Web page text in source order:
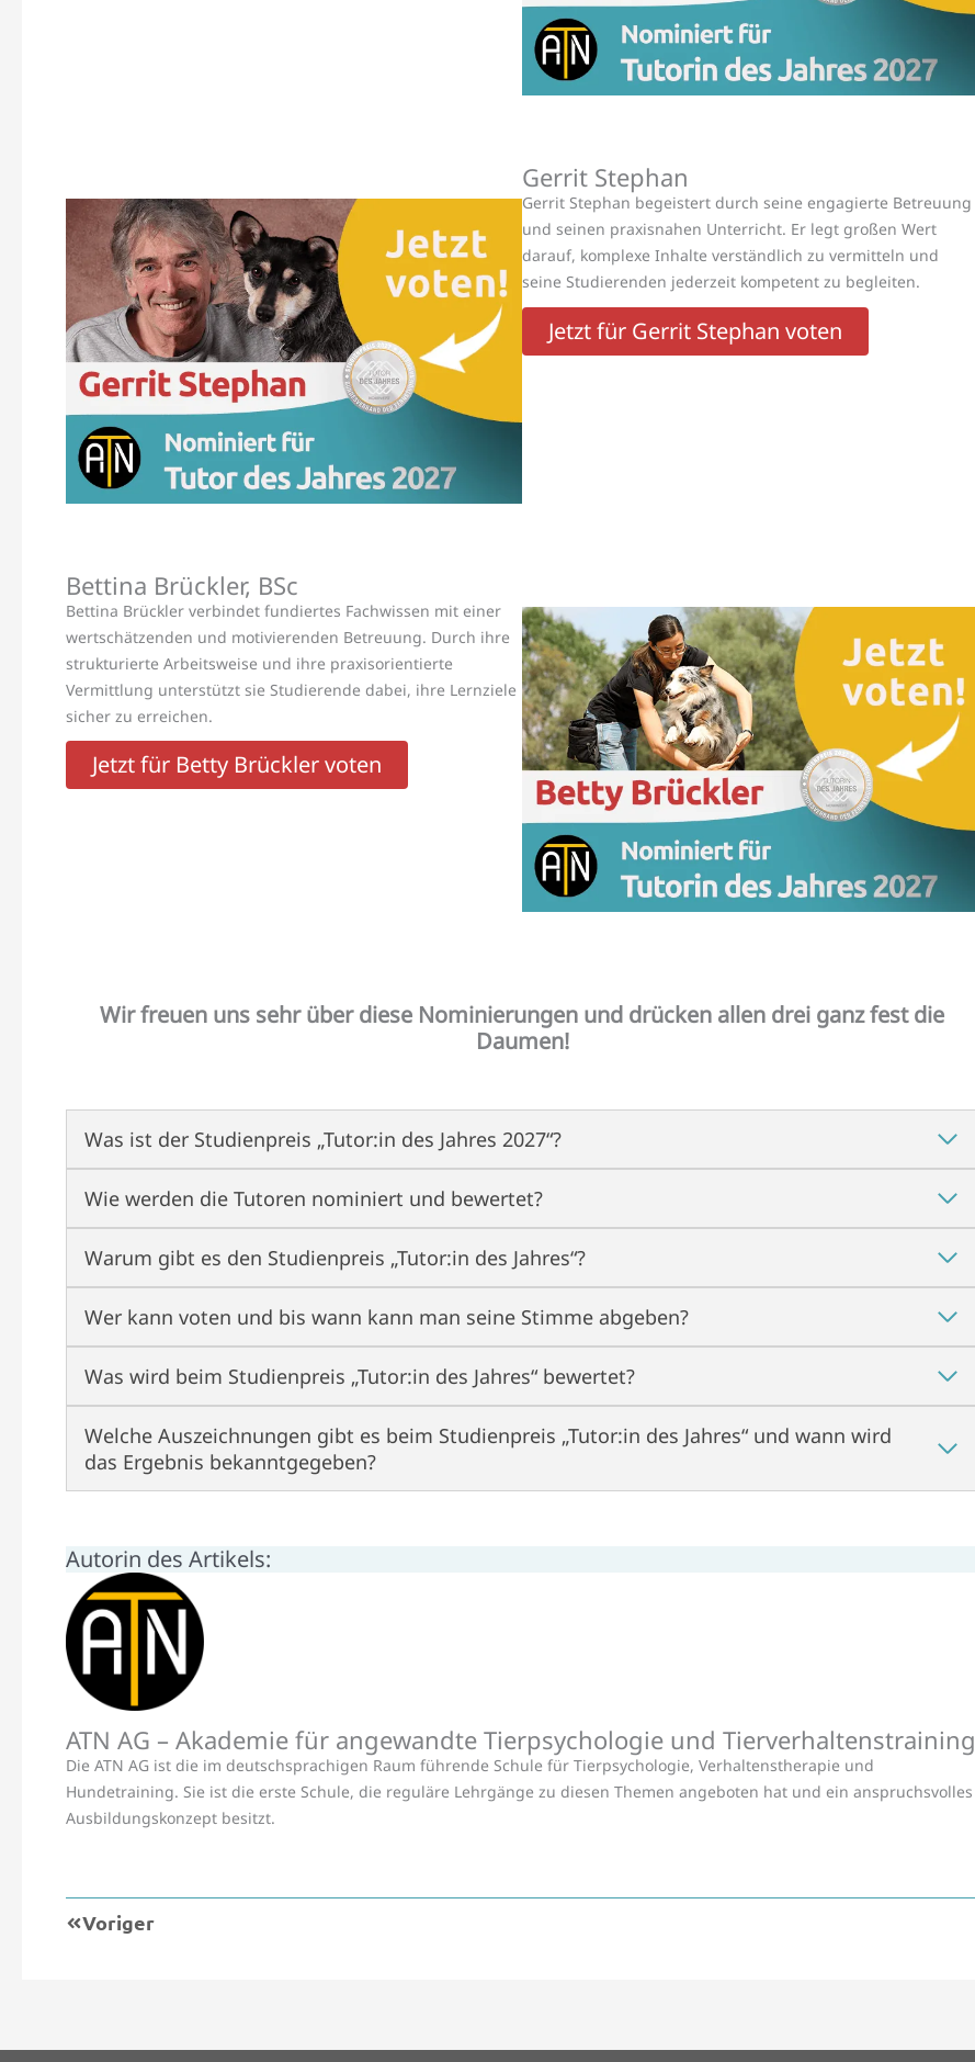
Gerrit Stephan
Gerrit Stephan begeistert durch seine engagierte Betreuung
und seinen praxisnahen Unterricht. Er legt großen Wert
darauf, komplexe Inhalte verständlich zu vermitteln und
seine Studierenden jederzeit kompetent zu begleiten.
Jetzt für Gerrit Stephan voten
Bettina Brückler, BSc
Bettina Brückler verbindet fundiertes Fachwissen mit einer
wertschätzenden und motivierenden Betreuung. Durch ihre
strukturierte Arbeitsweise und ihre praxisorientierte
Vermittlung unterstützt sie Studierende dabei, ihre Lernziele
sicher zu erreichen.
Jetzt für Betty Brückler voten
Wir freuen uns sehr über diese Nominierungen und drücken allen drei ganz fest die
Daumen!
Was ist der Studienpreis „Tutor:in des Jahres 2027“?
Wie werden die Tutoren nominiert und bewertet?
Warum gibt es den Studienpreis „Tutor:in des Jahres“?
Wer kann voten und bis wann kann man seine Stimme abgeben?
Was wird beim Studienpreis „Tutor:in des Jahres“ bewertet?
Welche Auszeichnungen gibt es beim Studienpreis „Tutor:in des Jahres“ und wann wird
das Ergebnis bekanntgegeben?
Autorin des Artikels:
ATN AG – Akademie für angewandte Tierpsychologie und Tierverhaltenstraining
Die ATN AG ist die im deutschsprachigen Raum führende Schule für Tierpsychologie, Verhaltenstherapie und
Hundetraining. Sie ist die erste Schule, die reguläre Lehrgänge zu diesen Themen angeboten hat und ein anspruchsvolles
Ausbildungskonzept besitzt.
Voriger